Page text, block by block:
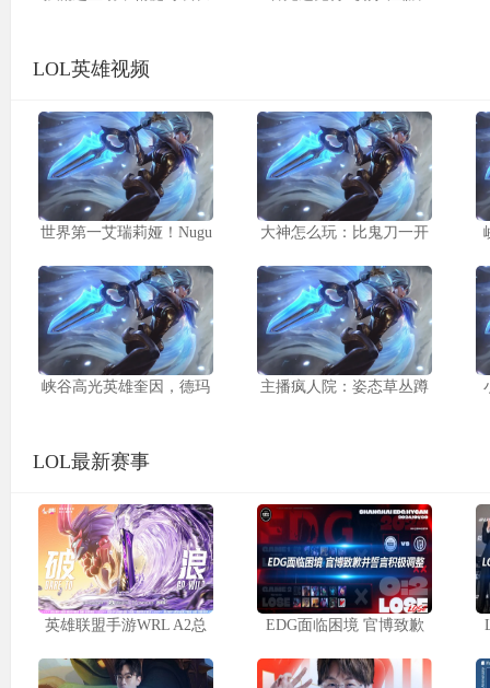
LOL英雄视频
世界第一艾瑞莉娅！Nugu 大神怎么玩：比鬼刀一开
峡谷高光英雄奎因，德玛 主播疯人院：姿态草丛蹲
LOL最新赛事
英雄联盟手游WRL A2总 EDG面临困境 官博致歉